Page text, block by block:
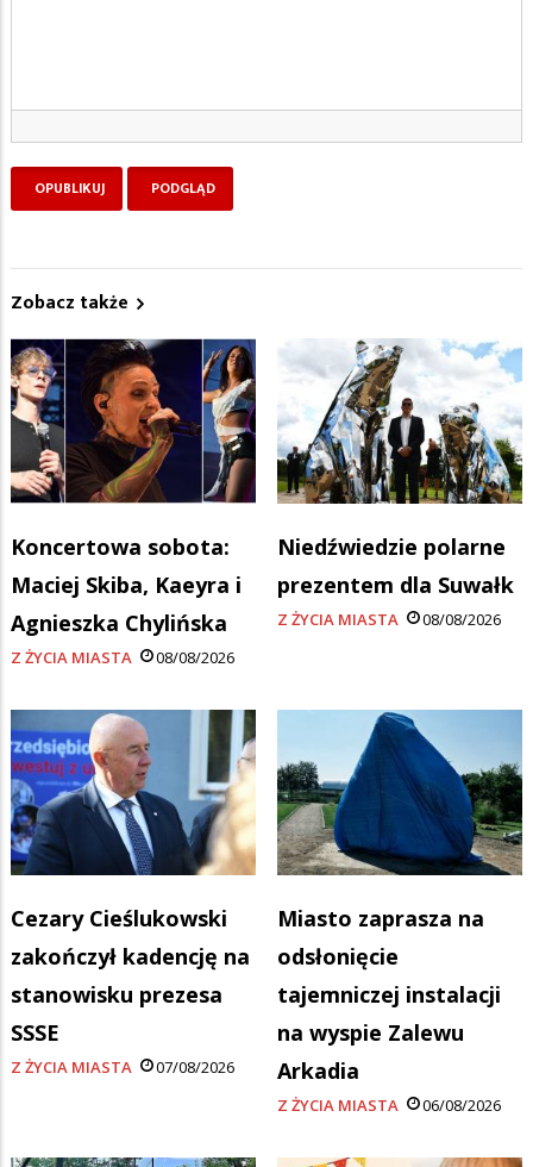
Zobacz także
Koncertowa sobota:
Maciej Skiba, Kaeyra i
Agnieszka Chylińska
Z ŻYCIA MIASTA 08/08/2026
Niedźwiedzie polarne
prezentem dla Suwałk
Z ŻYCIA MIASTA 08/08/2026
Cezary Cieślukowski
zakończył kadencję na
stanowisku prezesa
SSSE
Z ŻYCIA MIASTA 07/08/2026
Miasto zaprasza na
odsłonięcie
tajemniczej instalacji
na wyspie Zalewu
Arkadia
Z ŻYCIA MIASTA 06/08/2026